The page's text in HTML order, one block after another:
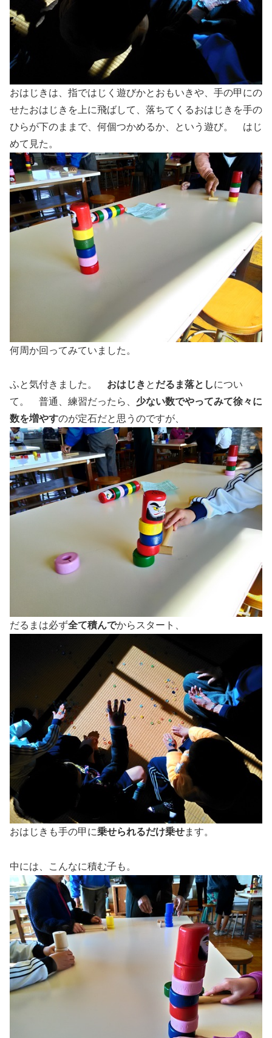
おはじきは、指ではじく遊びかとおもいきや、手の甲にの
せたおはじきを上に飛ばして、落ちてくるおはじきを手の
ひらが下のままで、何個つかめるか、という遊び。 はじ
めて見た。
何周か回ってみていました。
ふと気付きました。 おはじき と だるま落としについ
て。 普通、練習だったら、 少ない数でやってみて徐々に
数を増やすのが定石だと思うのですが、
だるまは必ず全て積んでからスタート、
おはじきも手の甲に乗せられるだけ乗せます。
中には、こんなに積む子も。